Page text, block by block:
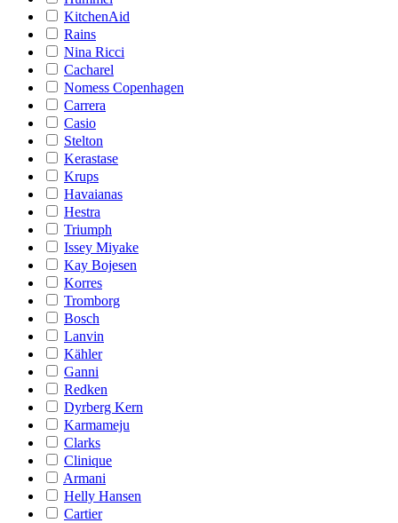
KitchenAid
Rains
Nina Ricci
Cacharel
Nomess Copenhagen
Carrera
Casio
Stelton
Kerastase
Krups
Havaianas
Hestra
Triumph
Issey Miyake
Kay Bojesen
Korres
Tromborg
Bosch
Lanvin
Kähler
Ganni
Redken
Dyrberg Kern
Karmameju
Clarks
Clinique
Armani
Helly Hansen
Cartier